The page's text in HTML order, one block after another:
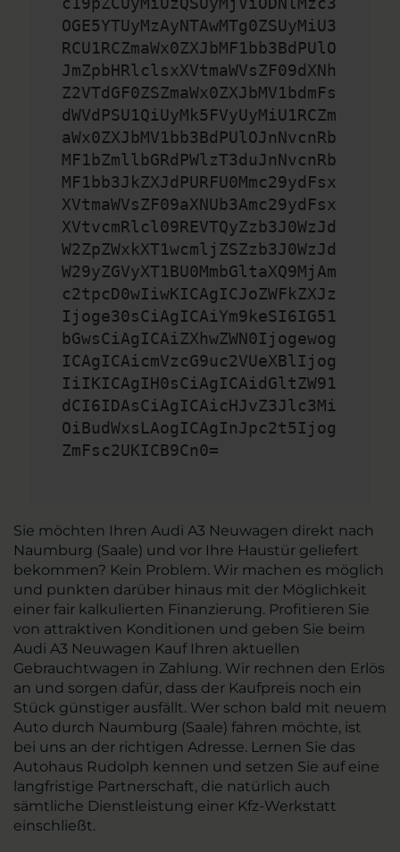
OGE5YTUyMzAyNTAwMTg0ZSUyMiU3
RCU1RCZmaWx0ZXJbMF1bb3BdPUlO
JmZpbHRlclsxXVtmaWVsZF09dXNh
Z2VTdGF0ZSZmaWx0ZXJbMV1bdmFs
dWVdPSU1QiUyMk5FVyUyMiU1RCZm
aWx0ZXJbMV1bb3BdPUlOJnNvcnRb
MF1bZmllbGRdPWlzT3duJnNvcnRb
MF1bb3JkZXJdPURFU0Mmc29ydFsx
XVtmaWVsZF09aXNUb3Amc29ydFsx
XVtvcmRlcl09REVTQyZzb3J0WzJd
W2ZpZWxkXT1wcmljZSZzb3J0WzJd
W29yZGVyXT1BU0MmbGltaXQ9MjAm
c2tpcD0wIiwKICAgICJoZWFkZXJz
Ijoge30sCiAgICAiYm9keSI6IG51
bGwsCiAgICAiZXhwZWN0Ijogewog
ICAgICAicmVzcG9uc2VUeXBlIjog
IiIKICAgIH0sCiAgICAidGltZW91
dCI6IDAsCiAgICAicHJvZ3Jlc3Mi
OiBudWxsLAogICAgInJpc2t5Ijog
ZmFsc2UKICB9Cn0=
Sie möchten Ihren Audi A3 Neuwagen direkt nach
Naumburg (Saale) und vor Ihre Haustür geliefert
bekommen? Kein Problem. Wir machen es möglich
und punkten darüber hinaus mit der Möglichkeit
einer fair kalkulierten Finanzierung. Profitieren Sie
von attraktiven Konditionen und geben Sie beim
Audi A3 Neuwagen Kauf Ihren aktuellen
Gebrauchtwagen in Zahlung. Wir rechnen den Erlös
an und sorgen dafür, dass der Kaufpreis noch ein
Stück günstiger ausfällt. Wer schon bald mit neuem
Auto durch Naumburg (Saale) fahren möchte, ist
bei uns an der richtigen Adresse. Lernen Sie das
Autohaus Rudolph kennen und setzen Sie auf eine
langfristige Partnerschaft, die natürlich auch
sämtliche Dienstleistung einer Kfz-Werkstatt
einschließt.